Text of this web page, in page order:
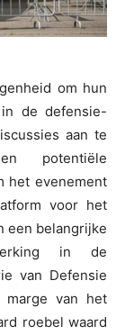
om hun
de defensie-
aan te
potentiële
het evenement
voor het
een belangrijke
in de
van Defensie
van het
roebel waard